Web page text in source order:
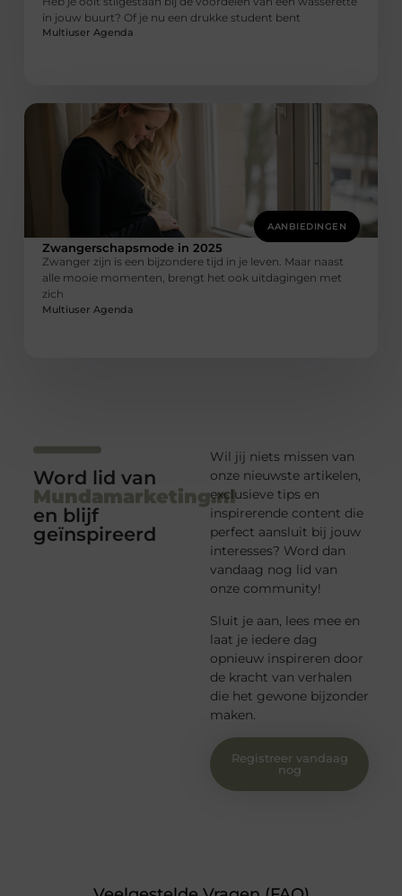
in jouw buurt? Of je nu een drukke student bent
Multiuser Agenda
AANBIEDINGEN
Zwangerschapsmode in 2025
Zwanger zijn is een bijzondere tijd in je leven. Maar naast
alle mooie momenten, brengt het ook uitdagingen met
zich
Multiuser Agenda
Word lid van
Mundamarketing.nl
en blijf
geïnspireerd
Wil jij niets missen van
onze nieuwste artikelen,
exclusieve tips en
inspirerende content die
perfect aansluit bij jouw
interesses? Word dan
vandaag nog lid van
onze community!
Sluit je aan, lees mee en
laat je iedere dag
opnieuw inspireren door
de kracht van verhalen
die het gewone bijzonder
maken.
Registreer vandaag
nog